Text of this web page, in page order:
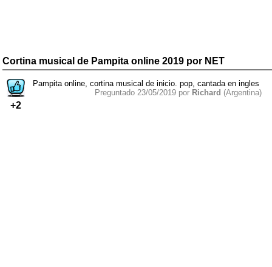
Cortina musical de Pampita online 2019 por NET
+2
Pampita online, cortina musical de inicio. pop, cantada en ingles
Preguntado 23/05/2019 por Richard (Argentina)